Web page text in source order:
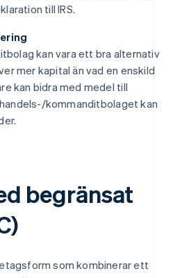
till IRS.
kan vara ett bra alternativ
mer kapital än vad en enskild
kan bidra med medel till
kommanditbolaget kan
begränsat
som kombinerar ett